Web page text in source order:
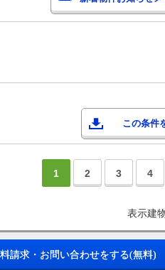
この条件
1 2 3 4
表示建
請求・お問い合わせをする(無料)